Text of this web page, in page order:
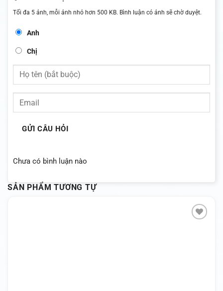
Tối đa 5 ảnh, mỗi ảnh nhỏ hơn 500 KB. Bình luận có ảnh sẽ chờ duyệt.
Anh
Chị
GỬI CÂU HỎI
Chưa có bình luận nào
SẢN PHẨM TƯƠNG TỰ